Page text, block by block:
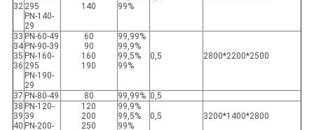
32 295
PN-140-
29
140
99%
33
34
35
36
PN-60-49
PN-90-39
PN-160-
295
PN-190-
29
60
90
160
190
99,99%
99,9%
99,5%
99%
0,5 2800*2200*2500
37 PN-80-49 80 99,99% 0,5
38
39
40
PN-120-
39
PN-200-
120
200
250
99,9%
99,5%
99%
0,5 3200*1400*2800